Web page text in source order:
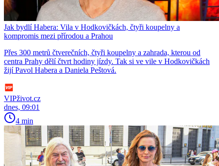
Jak bydlí Habera: Vila v Hodkovičkách, čtyři koupelny a
kompromis mezi přírodou a Prahou
Přes 300 metrů čtverečních, čtyři koupelny a zahrada, kterou od
centra Prahy dělí čtvrt hodiny jízdy. Tak si ve vile v Hodkovičkách
žijí Pavol Habera a Daniela Peštová.
VIPživot.cz
dnes, 09:01
4 min